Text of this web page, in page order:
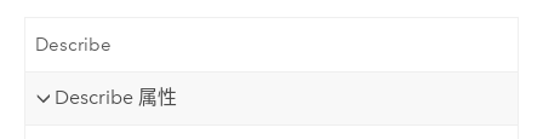
Describe
Describe 属性